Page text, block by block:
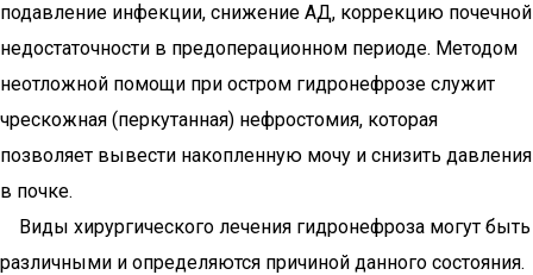
подавление инфекции, снижение АД, коррекцию почечной
недостаточности в предоперационном периоде. Методом
неотложной помощи при остром гидронефрозе служит
чрескожная (перкутанная) нефростомия, которая
позволяет вывести накопленную мочу и снизить давления
в почке.
Виды хирургического лечения гидронефроза могут быть
различными и определяются причиной данного состояния.